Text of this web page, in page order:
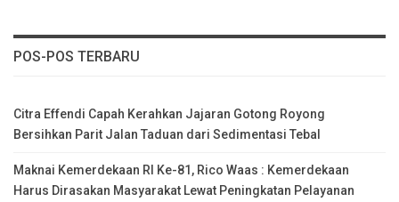
POS-POS TERBARU
Citra Effendi Capah Kerahkan Jajaran Gotong Royong
Bersihkan Parit Jalan Taduan dari Sedimentasi Tebal
Maknai Kemerdekaan RI Ke-81, Rico Waas : Kemerdekaan
Harus Dirasakan Masyarakat Lewat Peningkatan Pelayanan